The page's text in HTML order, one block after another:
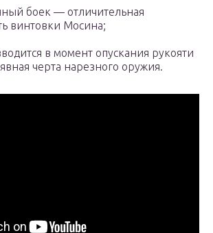
боек — отличительная
винтовки Мосина;
в момент опускания рукояти
черта нарезного оружия.